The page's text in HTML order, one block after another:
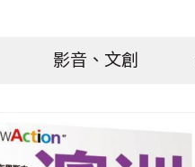
影音、文創